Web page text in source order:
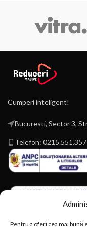
Pentru a oferi cea mai
Cumperi inteligent!
Bucuresti, Sector 3,
Telefon: 0215.551.357